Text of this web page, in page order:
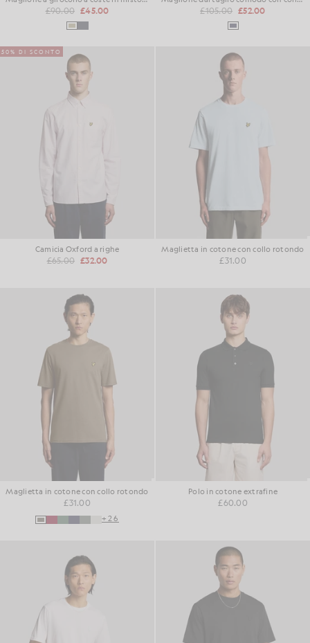
£90.00 £45.00 £105.00 £52.00
50% DI SCONTO
Camicia Oxford a righe
£65.00 £32.00
Maglietta in cotone con collo rotondo
£31.00
Maglietta in cotone con collo rotondo
£31.00
+26
Polo in cotone extrafine
£60.00